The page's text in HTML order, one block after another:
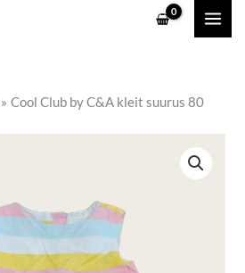
Cool Club by C&A kleit suurus 80
€.